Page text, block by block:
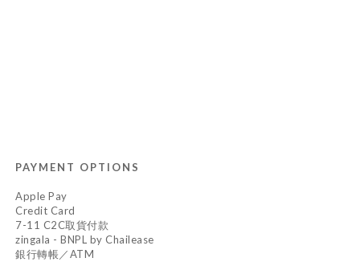
PAYMENT OPTIONS
Apple Pay
Credit Card
7-11 C2C取貨付款
zingala - BNPL by Chailease
銀行轉帳／ATM